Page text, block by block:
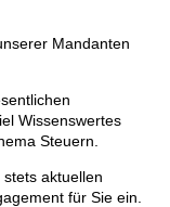
Mandanten
Wissenswertes
Steuern.
aktuellen
für Sie ein.